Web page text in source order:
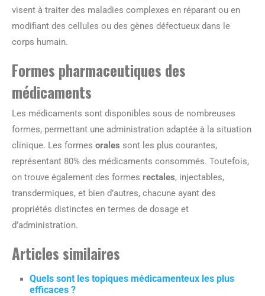
visent à traiter des maladies complexes en réparant ou en
modifiant des cellules ou des gènes défectueux dans le
corps humain.
Formes pharmaceutiques des
médicaments
Les médicaments sont disponibles sous de nombreuses
formes, permettant une administration adaptée à la situation
clinique. Les formes orales sont les plus courantes,
représentant 80% des médicaments consommés. Toutefois,
on trouve également des formes rectales, injectables,
transdermiques, et bien d’autres, chacune ayant des
propriétés distinctes en termes de dosage et
d’administration.
Articles similaires
Quels sont les topiques médicamenteux les plus
efficaces ?